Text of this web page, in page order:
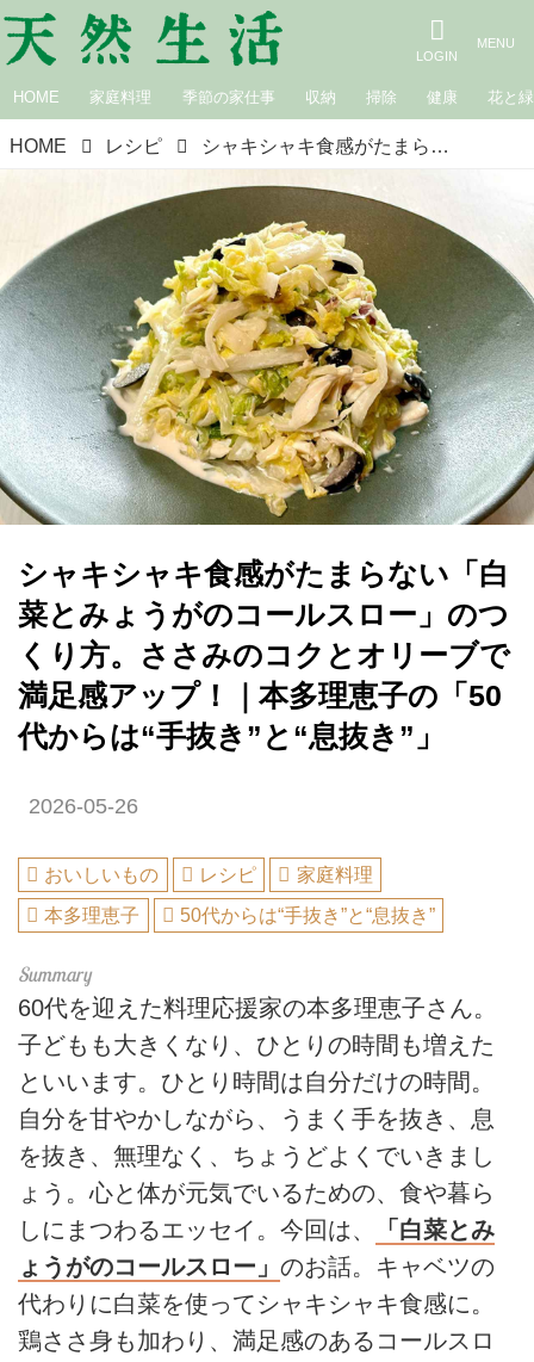
HOME 家庭料理 季節の家仕事 収納 掃除 健康 花と緑
HOME レシピ シャキシャキ食感がたまらない「白菜とみょうがのコールスロー」のつくり方。ささみのコクとオリーブで満足感アップ！｜本多理恵子の「50代からは“手抜き”と“息抜き”」
シャキシャキ食感がたまらない「白
菜とみょうがのコールスロー」のつ
くり方。ささみのコクとオリーブで
満足感アップ！｜本多理恵子の「50
代からは“手抜き”と“息抜き”」
2026-05-26
おいしいもの レシピ
家庭料理
本多理恵子
50代からは“手抜き”と“息抜き”
60代を迎えた料理応援家の本多理恵子さん。
子どもも大きくなり、ひとりの時間も増えた
といいます。ひとり時間は自分だけの時間。
自分を甘やかしながら、うまく手を抜き、息
を抜き、無理なく、ちょうどよくでいきまし
ょう。心と体が元気でいるための、食や暮ら
しにまつわるエッセイ。今回は、
「白菜とみ
ょうがのコールスロー」 のお話。キャベツの
代わりに白菜を使ってシャキシャキ食感に。
鶏ささ身も加わり、満足感のあるコールスロ